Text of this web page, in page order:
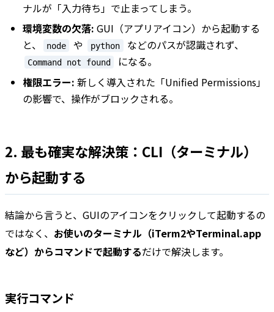
ナルが「入力待ち」で止まってしまう。
環境変数の欠落: GUI（アプリアイコン）から起動する
と、
node や python などのパスが認識されず、
Command not found
になる。
権限エラー: 新しく導入された「Unified Permissions」
の影響で、操作がブロックされる。
2. 最も確実な解決策：CLI（ターミナル）
から起動する
結論から言うと、GUIのアイコンをクリックして起動するの
ではなく、 お使いのターミナル（iTerm2やTerminal.app
など）からコマンドで起動するだけで解決します。
実行コマンド